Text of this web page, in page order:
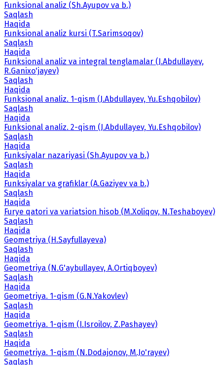
Funksional analiz (Sh.Ayupov va b.)
Saqlash
Haqida
Funksional analiz kursi (T.Sarimsoqov)
Saqlash
Haqida
Funksional analiz va integral tenglamalar (J.Abdullayev,
R.Ganixo'jayev)
Saqlash
Haqida
Funksional analiz. 1-qism (J.Abdullayev, Yu.Eshqobilov)
Saqlash
Haqida
Funksional analiz. 2-qism (J.Abdullayev, Yu.Eshqobilov)
Saqlash
Haqida
Funksiyalar nazariyasi (Sh.Ayupov va b.)
Saqlash
Haqida
Funksiyalar va grafiklar (A.Gaziyev va b.)
Saqlash
Haqida
Furye qatori va variatsion hisob (M.Xoliqov, N.Teshaboyev)
Saqlash
Haqida
Geometriya (H.Sayfullayeva)
Saqlash
Haqida
Geometriya (N.G'aybullayev, A.Ortiqboyev)
Saqlash
Haqida
Geometriya. 1-qism (G.N.Yakovlev)
Saqlash
Haqida
Geometriya. 1-qism (I.Isroilov, Z.Pashayev)
Saqlash
Haqida
Geometriya. 1-qism (N.Dodajonov, M.Jo'rayev)
Saqlash